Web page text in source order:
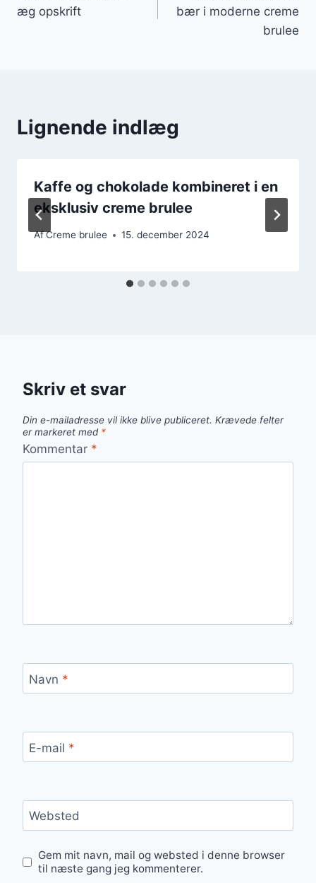
æg opskrift
bær i moderne creme
brulee
Lignende indlæg
Kaffe og chokolade kombineret i en
eksklusiv creme brulee
AfCreme brulee 15. december 2024
Skriv et svar
Din e-mailadresse vil ikke blive publiceret. Krævede felter
er markeret med *
Kommentar *
Navn *
E-mail *
Websted
Gem mit navn, mail og websted i denne browser
til næste gang jeg kommenterer.